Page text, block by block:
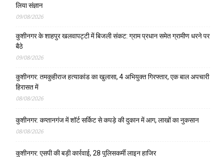
लिया संज्ञान
09/08/2026
कुशीनगर के शाहपुर खलवापट्टी में बिजली संकट: ग्राम प्रधान समेत ग्रामीण धरने पर
बैठे
09/08/2026
कुशीनगर: तमकुहीराज हत्याकांड का खुलासा, 4 अभियुक्त गिरफ्तार, एक बाल अपचारी
हिरासत में
08/08/2026
कुशीनगर: कप्तानगंज में शॉर्ट सर्किट से कपड़े की दुकान में आग, लाखों का नुकसान
08/08/2026
कुशीनगर: एसपी की बड़ी कार्रवाई, 28 पुलिसकर्मी लाइन हाजिर